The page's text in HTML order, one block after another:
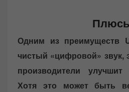
Одним из преимуществ
чистый «цифровой» звук,
производители
Хотя это может быть